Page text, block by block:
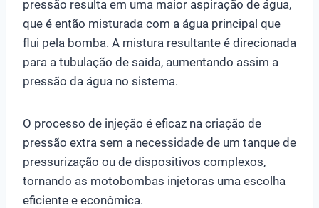
pressão resulta em uma maior aspiração de água,
que é então misturada com a água principal que
flui pela bomba. A mistura resultante é direcionada
para a tubulação de saída, aumentando assim a
pressão da água no sistema.
O processo de injeção é eficaz na criação de
pressão extra sem a necessidade de um tanque de
pressurização ou de dispositivos complexos,
tornando as motobombas injetoras uma escolha
eficiente e econômica.